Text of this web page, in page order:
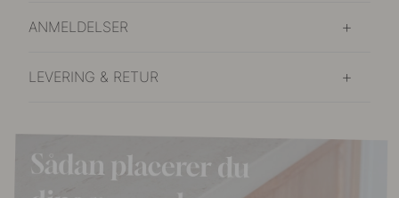
ANMELDELSER
LEVERING & RETUR